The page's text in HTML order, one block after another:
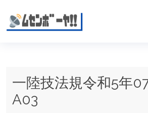
一陸技法規令和5年
A03